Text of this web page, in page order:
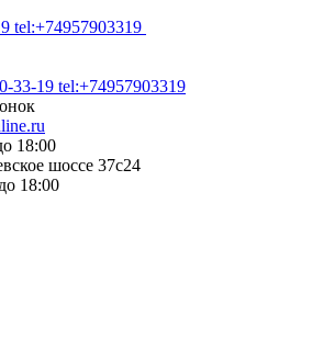
tel:+74957903319
33-19 tel:+74957903319
18:00
шоссе 37с24
18:00